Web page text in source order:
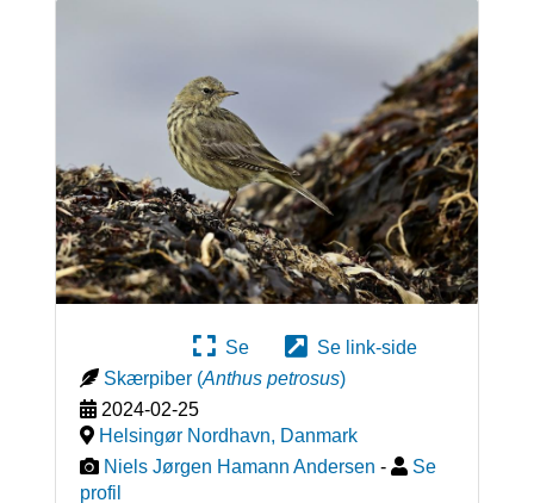
Se
Se link-side
Skærpiber (Anthus petrosus)
2024-02-25
Helsingør Nordhavn, Danmark
Niels Jørgen Hamann Andersen -
Se
profil